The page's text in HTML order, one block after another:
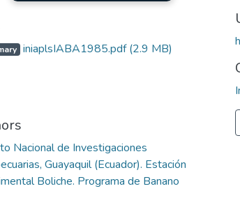
iniaplsIABA1985.pdf(2.9 MB)
Nacional de Investigaciones
Guayaquil (Ecuador). Estación
Boliche. Programa de Banano